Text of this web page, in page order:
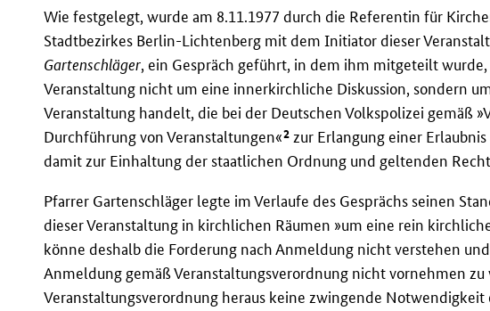
Wie festgelegt, wurde am 8.11.1977 durch die Referentin für
Stadtbezirkes Berlin-Lichtenberg mit dem Initiator dieser
Gartenschläger, ein Gespräch geführt, in dem ihm mitgeteilt wurde,
Veranstaltung nicht um eine innerkirchliche Diskussion, sondern
Veranstaltung handelt, die bei der Deutschen Volkspolizei gemäß
Durchführung von Veranstaltungen«2 zur Erlangung einer
damit zur Einhaltung der staatlichen Ordnung und geltenden
Pfarrer Gartenschläger legte im Verlaufe des Gesprächs seinen
dieser Veranstaltung in kirchlichen Räumen »um eine rein
könne deshalb die Forderung nach Anmeldung nicht verstehen
Anmeldung gemäß Veranstaltungsverordnung nicht vornehmen zu
Veranstaltungsverordnung heraus keine zwingende